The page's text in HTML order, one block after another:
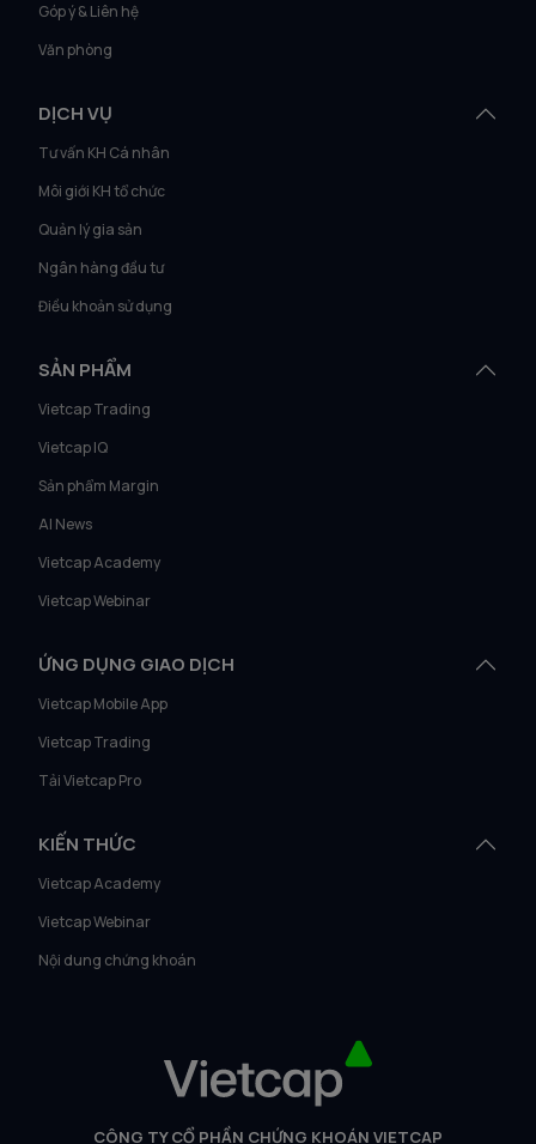
Góp ý & Liên hệ
Văn phòng
DỊCH VỤ
Tư vấn KH Cá nhân
Môi giới KH tổ chức
Quản lý gia sản
Ngân hàng đầu tư
Điều khoản sử dụng
SẢN PHẨM
Vietcap Trading
Vietcap IQ
Sản phẩm Margin
AI News
Vietcap Academy
Vietcap Webinar
ỨNG DỤNG GIAO DỊCH
Vietcap Mobile App
Vietcap Trading
Tải Vietcap Pro
KIẾN THỨC
Vietcap Academy
Vietcap Webinar
Nội dung chứng khoán
CÔNG TY CỔ PHẦN CHỨNG KHOÁN VIETCAP